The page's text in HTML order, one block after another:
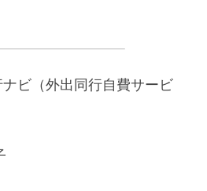
ビ（外出同行自費サービ